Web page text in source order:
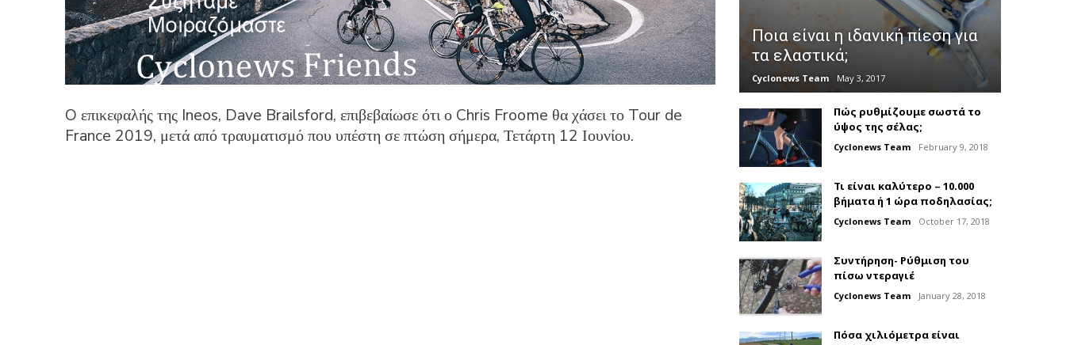
O επικεφαλής της Ineos, Dave Brailsford, επιβεβαίωσε ότι ο Chris Froome θα χάσει το Tour de
France 2019, μετά από τραυματισμό που υπέστη σε πτώση σήμερα, Τετάρτη 12 Ιουνίου.
Ποια είναι η ιδανική πίεση για
τα ελαστικά;
Cyclonews Team May 3, 2017
Πώς ρυθμίζουμε σωστά το
ύψος της σέλας;
Cyclonews Team February 9, 2018
Τι είναι καλύτερο – 10.000
βήματα ή 1 ώρα ποδηλασίας;
Cyclonews Team October 17, 2018
Συντήρηση- Ρύθμιση του
πίσω ντεραγιέ
Cyclonews Team January 28, 2018
Πόσα χιλιόμετρα είναι